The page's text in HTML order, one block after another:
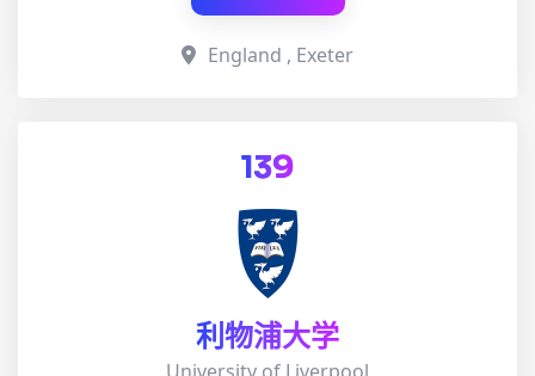
England , Exeter
139
利物浦大学